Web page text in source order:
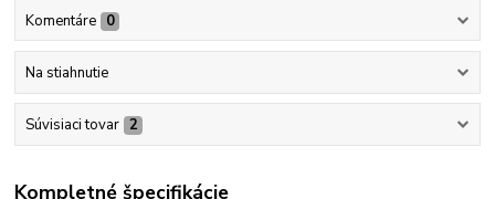
Komentáre 0
Na stiahnutie
Súvisiaci tovar 2
Kompletné špecifikácie